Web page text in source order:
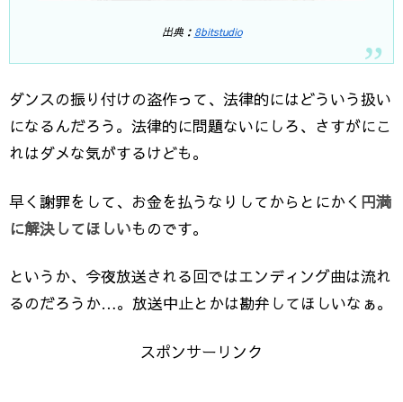
出典： 8bitstudio
ダンスの振り付けの盗作って、法律的にはどういう扱い
になるんだろう。法律的に問題ないにしろ、さすがにこ
れはダメな気がするけども。
早く謝罪をして、お金を払うなりしてからとにかく 円満
に解決してほしいものです。
というか、今夜放送される回ではエンディング曲は流れ
るのだろうか…。放送中止とかは勘弁してほしいなぁ。
スポンサーリンク